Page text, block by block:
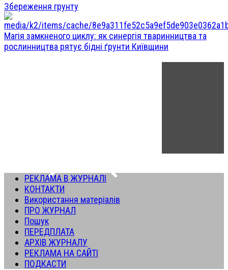
Збереження грунту
Магія замкненого циклу: як синергія тваринництва та
рослинництва рятує бідні ґрунти Київщини
РЕКЛАМА В ЖУРНАЛІ
КОНТАКТИ
Використання матеріалів
ПРО ЖУРНАЛ
Пошук
ПЕРЕДПЛАТА
АРХІВ ЖУРНАЛУ
РЕКЛАМА НА САЙТІ
ПОДКАСТИ